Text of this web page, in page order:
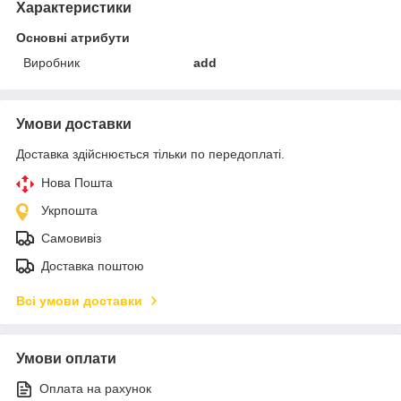
Характеристики
Основні атрибути
Виробник
add
Умови доставки
Доставка здійснюється тільки по передоплаті.
Нова Пошта
Укрпошта
Самовивіз
Доставка поштою
Всі умови доставки
Умови оплати
Оплата на рахунок